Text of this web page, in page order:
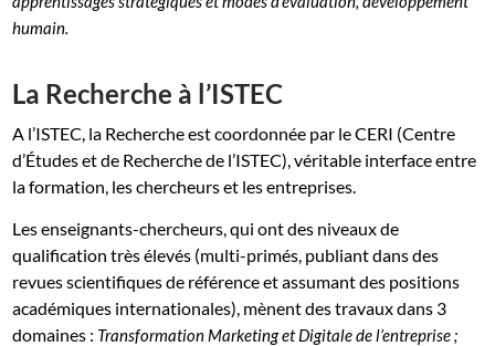
humain.
La Recherche à l’ISTEC
A l’ISTEC, la Recherche est coordonnée par le CERI (Centre
d’Études et de Recherche de l’ISTEC), véritable interface entre
la formation, les chercheurs et les entreprises.
Les enseignants-chercheurs, qui ont des niveaux de
qualification très élevés (multi-primés, publiant dans des
revues scientifiques de référence et assumant des positions
académiques internationales), mènent des travaux dans 3
domaines : Transformation Marketing et Digitale de l’entreprise ;